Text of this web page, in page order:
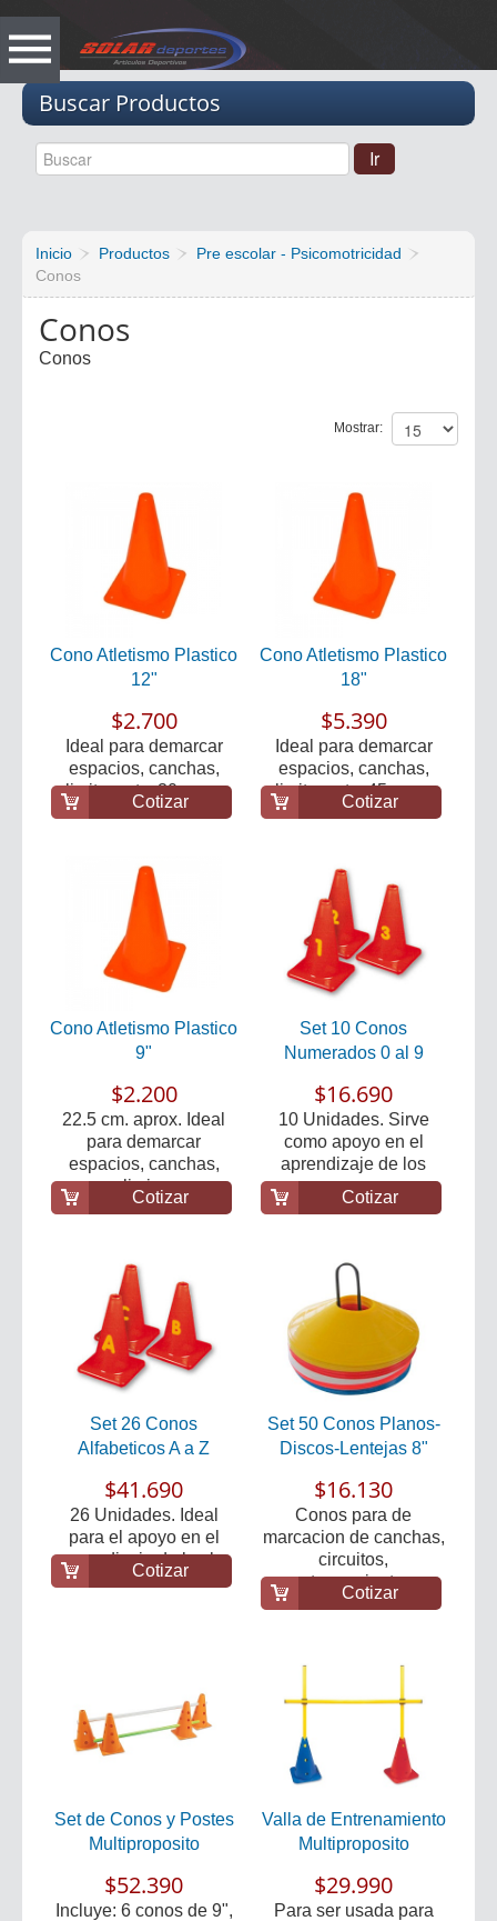
Buscar Productos
Inicio Productos
Pre escolar - Psicomotricidad
Conos
Conos
Conos
Mostrar:
Cono Atletismo Plastico
12"
$2.700
Ideal para demarcar
espacios, canchas,
limites, etc. 30 cm....
Cotizar
Cono Atletismo Plastico
18"
$5.390
Ideal para demarcar
espacios, canchas,
limites, etc. 45 cm....
Cotizar
Cono Atletismo Plastico
9"
$2.200
22.5 cm. aprox. Ideal
para demarcar
espacios, canchas,
limi...
Cotizar
Set 10 Conos
Numerados 0 al 9
$16.690
10 Unidades. Sirve
como apoyo en el
aprendizaje de los
nume...
Cotizar
Set 26 Conos
Alfabeticos A a Z
$41.690
26 Unidades. Ideal
para el apoyo en el
aprendizaje de las l...
Cotizar
Set 50 Conos Planos-
Discos-Lentejas 8"
$16.130
Conos para de
marcacion de canchas,
circuitos,
entrenamiento...
Cotizar
Set de Conos y Postes
Multiproposito
$52.390
Incluye: 6 conos de 9",
Valla de Entrenamiento
Multiproposito
$29.990
Para ser usada para